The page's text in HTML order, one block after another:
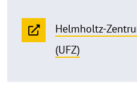
Helmholtz-
(UFZ)